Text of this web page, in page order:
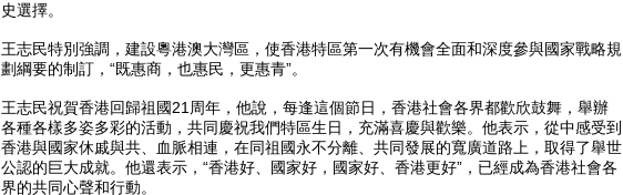
史選擇。
王志民特別強調，建設粵港澳大灣區，使香港特區第一次有機會全面和深度參與國家戰略規
劃綱要的制訂，“既惠商，也惠民，更惠青”。
王志民祝賀香港回歸祖國21周年，他說，每逢這個節日，香港社會各界都歡欣鼓舞，舉辦
各種各樣多姿多彩的活動，共同慶祝我們特區生日，充滿喜慶與歡樂。他表示，從中感受到
香港與國家休戚與共、血脈相連，在同祖國永不分離、共同發展的寬廣道路上，取得了舉世
公認的巨大成就。他還表示，“香港好、國家好，國家好、香港更好”，已經成為香港社會各
界的共同心聲和行動。